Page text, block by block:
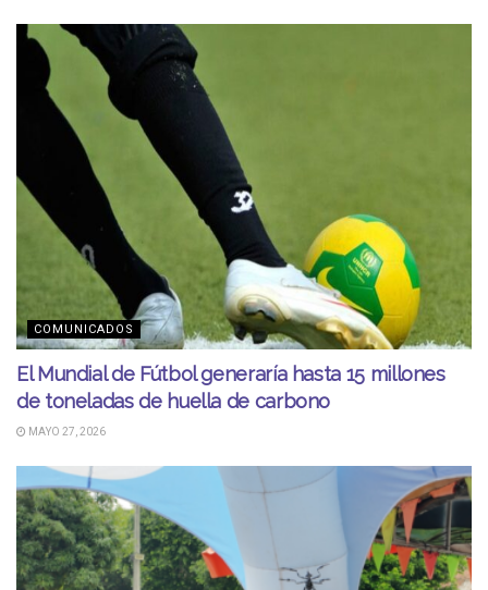
COMUNICADOS
El Mundial de Fútbol generaría hasta 15 millones
de toneladas de huella de carbono
MAYO 27, 2026